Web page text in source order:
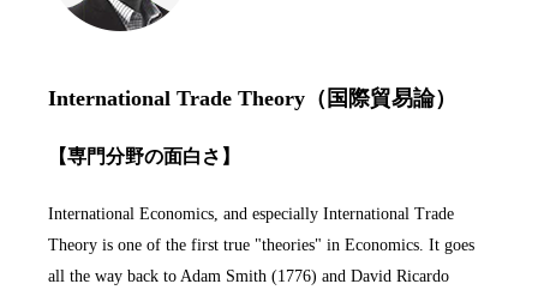
International Trade Theory（国際貿易論）
【専門分野の面白さ】
International Economics, and especially International Trade
Theory is one of the first true "theories" in Economics. It goes
all the way back to Adam Smith (1776) and David Ricardo